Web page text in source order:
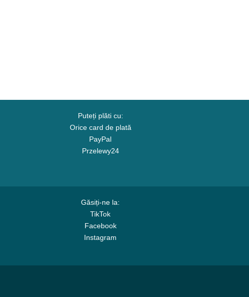
Puteți plăti cu:
Orice card de plată
PayPal
Przelewy24
Găsiți-ne la:
TikTok
Facebook
Instagram